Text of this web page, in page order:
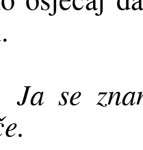
Ja se